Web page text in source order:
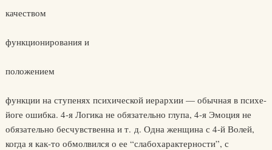
качеством
функционирования и
положением
функции на ступенях психической иерархии — обычная в психе-
йоге ошибка. 4-я Логика не обязательно глупа, 4-я Эмоция не
обязательно бесчувственна и т. д. Одна женщина с 4-й Волей,
когда я как-то обмолвился о ее “слабохарактерности”, с